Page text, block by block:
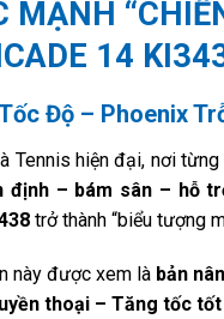
MẠNH
14
Độ – Phoenix
Tennis hiện đại, nơi
định – bám sân – hỗ
trở thành “biểu tượng
này được xem là bản
thoại – Tăng tốc